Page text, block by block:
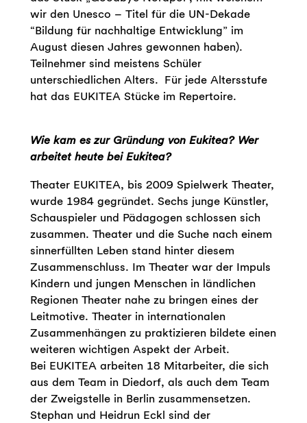
wir den Unesco – Titel für die UN-Dekade
“Bildung für nachhaltige Entwicklung” im
August diesen Jahres gewonnen haben).
Teilnehmer sind meistens Schüler
unterschiedlichen Alters. Für jede Altersstufe
hat das EUKITEA Stücke im Repertoire.
Wie kam es zur Gründung von Eukitea? Wer
arbeitet heute bei Eukitea?
Theater EUKITEA, bis 2009 Spielwerk Theater,
wurde 1984 gegründet. Sechs junge Künstler,
Schauspieler und Pädagogen schlossen sich
zusammen. Theater und die Suche nach einem
sinnerfüllten Leben stand hinter diesem
Zusammenschluss. Im Theater war der Impuls
Kindern und jungen Menschen in ländlichen
Regionen Theater nahe zu bringen eines der
Leitmotive. Theater in internationalen
Zusammenhängen zu praktizieren bildete einen
weiteren wichtigen Aspekt der Arbeit.
Bei EUKITEA arbeiten 18 Mitarbeiter, die sich
aus dem Team in Diedorf, als auch dem Team
der Zweigstelle in Berlin zusammensetzen.
Stephan und Heidrun Eckl sind der